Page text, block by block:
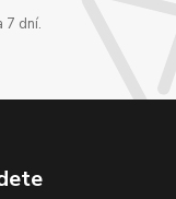
7 dní.